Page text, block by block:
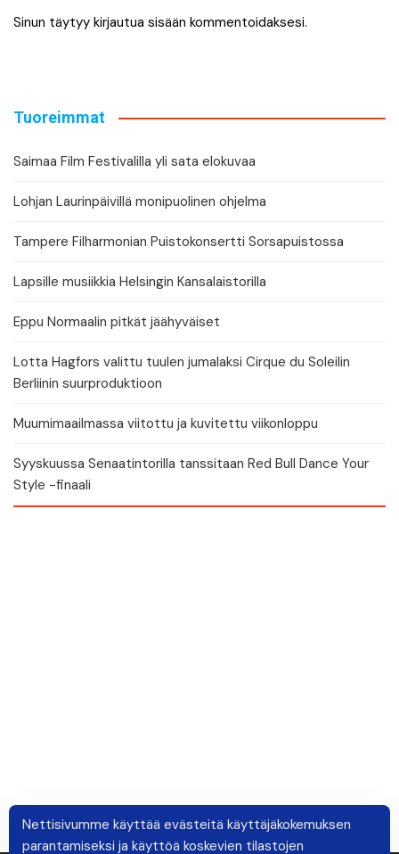
Sinun täytyy kirjautua sisään kommentoidaksesi.
Tuoreimmat
Saimaa Film Festivalilla yli sata elokuvaa
Lohjan Laurinpäivillä monipuolinen ohjelma
Tampere Filharmonian Puistokonsertti Sorsapuistossa
Lapsille musiikkia Helsingin Kansalaistorilla
Eppu Normaalin pitkät jäähyväiset
Lotta Hagfors valittu tuulen jumalaksi Cirque du Soleilin
Berliinin suurproduktioon
Muumimaailmassa viitottu ja kuvitettu viikonloppu
Syyskuussa Senaatintorilla tanssitaan Red Bull Dance Your
Style -finaali
Nettisivumme käyttää evästeitä käyttäjäkokemuksen
parantamiseksi ja käyttöä koskevien tilastojen